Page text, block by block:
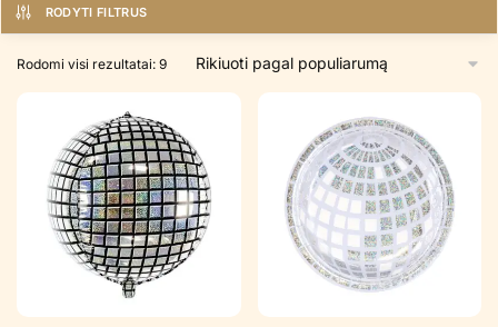
RODYTI FILTRUS
Rodomi visi rezultatai: 9Rūšiuojama